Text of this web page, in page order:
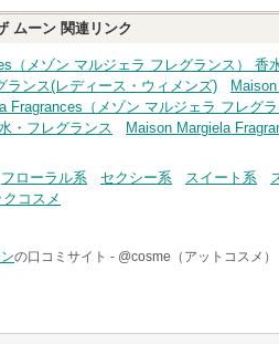
ムーン 関連リンク
（メゾン マルジェラ フレグランス） 香
ランス(レディース・ウィメンズ)
Fragrances（メゾン マルジェラ フレグ
・フレグランス
Maison Margiela
フローラル系 セクシー系 スイート系
コスメ
の口コミサイト - @cosme（アットコスメ）